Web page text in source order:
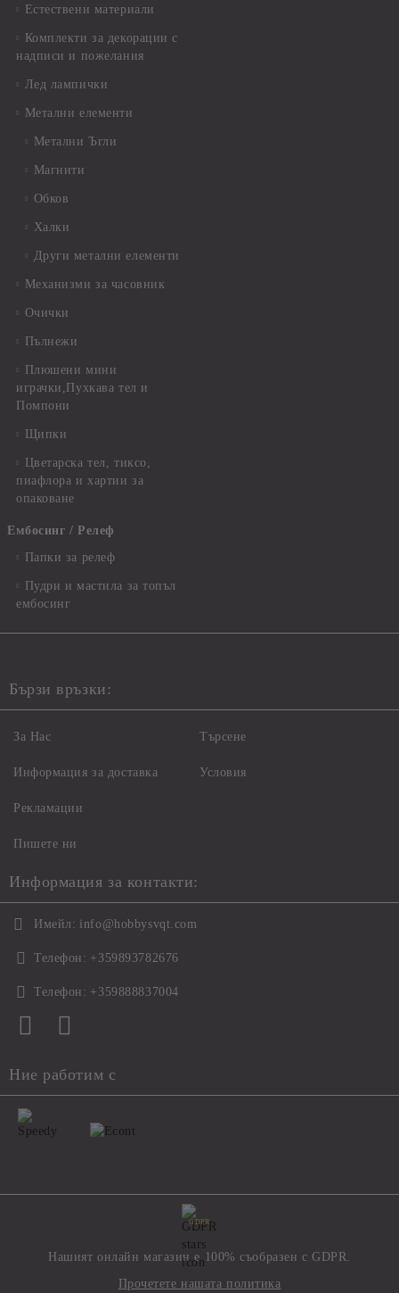
Естествени материали
Комплекти за декорации с
надписи и пожелания
Лед лампички
Метални елементи
Метални Ъгли
Магнити
Обков
Халки
Други метални елементи
Механизми за часовник
Очички
Пълнежи
Плюшени мини
играчки,Пухкава тел и
Помпони
Щипки
Цветарска тел, тиксо,
пиафлора и хартии за
опаковане
Ембосинг / Релеф
Папки за релеф
Пудри и мастила за топъл
ембосинг
Бързи връзки:
За Нас
Информация за доставка
Рекламации
Пишете ни
Търсене
Условия
Информация за контакти:
Имейл: info@hobbysvqt.com
Телефон: +359893782676
Телефон: +359888837004
Ние работим с
GDPR
Нашият онлайн магазин е 100% съобразен с GDPR.
Прочетете нашата политика